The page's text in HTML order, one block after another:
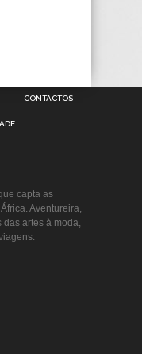
CONTACTOS
capta as
Aventureira,
artes à moda,